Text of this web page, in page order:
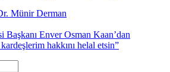
Münir Derman
Başkanı Enver Osman Kaan’dan
hakkını helal etsin”